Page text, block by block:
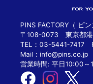
PINS FACTORY（ ピン
〒108-0073 東京都港
TEL：03-5441-7417
Mail： info@pins.co.jp
営業時間: 平日10:00～